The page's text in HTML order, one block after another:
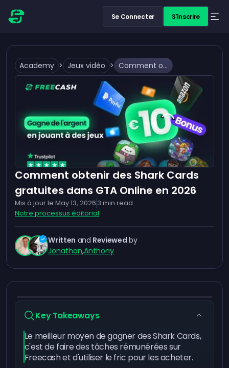
Se Connecter S'inscrire
Academy > Jeux vidéo > Comment obtenir des Shark Cards gratuites dans GTA Online en 2026
Comment obtenir des Shark Cards
gratuites dans GTA Online en 2026
Mis à jour le May 13, 2026 3 min read
Notre processus éditorial
Written and Reviewed by
Jonathan,Anthony
Key Takeaways
Le meilleur moyen de gagner des Shark Cards,
c'est de faire des tâches rémunérées sur
Freecash et d'utiliser le fric pour les acheter.